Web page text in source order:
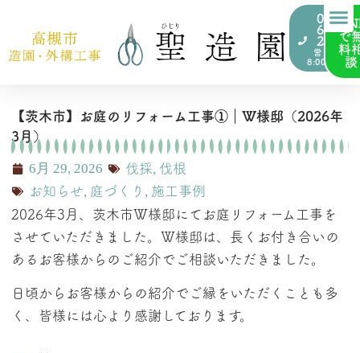
072-
676-
2000
営業時間
8:00~17:00
で
料
談
【茨木市】お庭のリフォーム工事①｜W様邸（2026年
3月）
6月 29, 2026 伐採, 伐根
お知らせ, 庭づくり , 施工事例
2026年3月、茨木市W様邸にてお庭リフォーム工事を
させていただきました。W様邸は、長くお付き合いの
あるお客様からのご紹介でご相談いただきました。
日頃からお客様からの紹介でご縁をいただくことも多
く、皆様には心より感謝しております。